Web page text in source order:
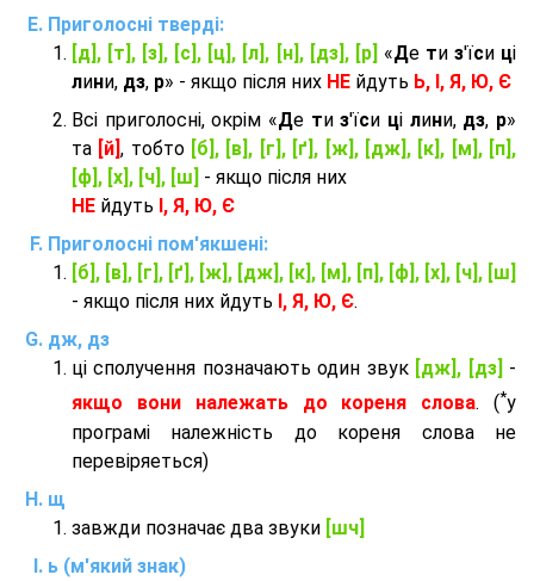
Приголосні тверді:
[д], [т], [з], [с], [ц], [л], [н], [дз], [р] «Де ти з'їси ці
лини, дз, р» - якщо після них НЕ йдуть Ь, І, Я, Ю, Є
Всі приголосні, окрім «Де тиз'їси ці лини, дз, р»
та [й], тобто [б], [в], [г], [ґ], [ж], [дж], [к], [м], [п],
[ф], [х], [ч], [ш] - якщо після них
НЕ йдуть І, Я, Ю, Є
Приголосні пом'якшені:
[б], [в], [г], [ґ], [ж], [дж], [к], [м], [п], [ф], [х], [ч], [ш]
- якщо після них йдуть І, Я, Ю, Є.
дж, дз
ці сполучення позначають один звук [дж], [дз] -
якщо вони належать до кореня слова. (*у
програмі належність до кореня слова не
перевіряеться)
щ
завжди позначає два звуки [шч]
ь (м'який знак)